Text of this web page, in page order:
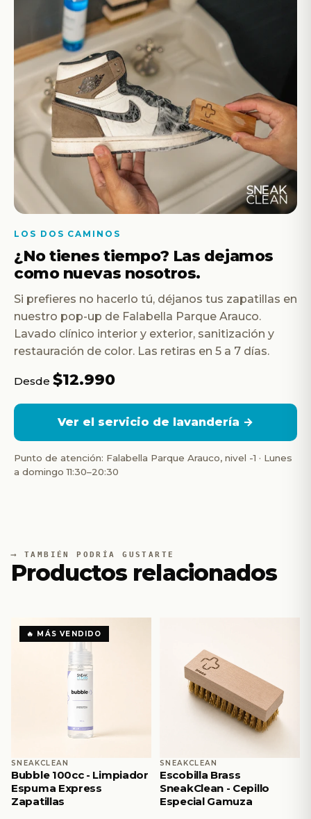
LOS DOS CAMINOS
¿No tienes tiempo? Las dejamos
como nuevas nosotros.
Si prefieres no hacerlo tú, déjanos tus zapatillas en
nuestro pop-up de Falabella Parque Arauco.
Lavado clínico interior y exterior, sanitización y
restauración de color. Las retiras en 5 a 7 días.
Desde $12.990
Ver el servicio de lavandería →
Punto de atención: Falabella Parque Arauco, nivel -1 · Lunes
a domingo 11:30–20:30
TAMBIÉN PODRÍA GUSTARTE
Productos relacionados
🔥 MÁS VENDIDO
SNEAKCLEAN
Bubble 100cc - Limpiador
Espuma Express
Zapatillas
SNEAKCLEAN
Escobilla Brass
SneakClean - Cepillo
Especial Gamuza